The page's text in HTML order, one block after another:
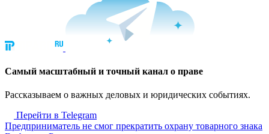
Cамый масштабный и точный канал о праве
Рассказываем о важных деловых и юридических событиях.
Перейти в Telegram
Предприниматель не смог прекратить охрану товарного знака